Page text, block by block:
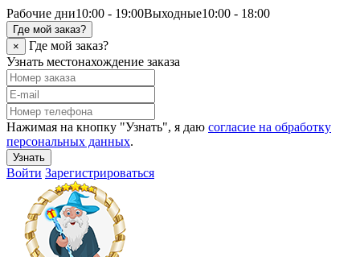
Рабочие дни10:00 - 19:00Выходные10:00 - 18:00
Где мой заказ?
×
Где мой заказ?
Узнать местонахождение заказа
Нажимая на кнопку "Узнать", я даю согласие на обработку
персональных данных.
Узнать
Войти Зарегистрироваться